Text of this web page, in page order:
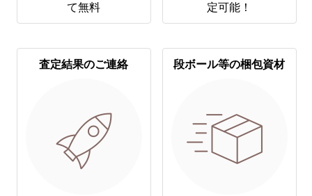
て無料
定可能！
査定結果のご連絡 段ボール等の梱包資材